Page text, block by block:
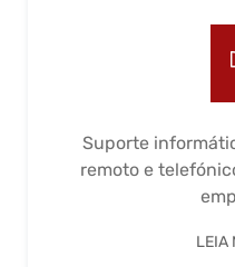
Suporte
remoto e
LEIA